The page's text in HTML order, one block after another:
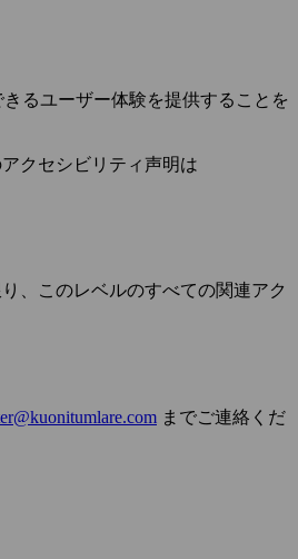
るユーザー体験を提供することを
クセシビリティ声明は
、このレベルのすべての関連アク
までご連絡くだ